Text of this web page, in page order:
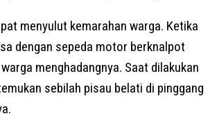
menyulut kemarahan warga. Ketika
dengan sepeda motor berknalpot
menghadangnya. Saat dilakukan
sebilah pisau belati di pinggang